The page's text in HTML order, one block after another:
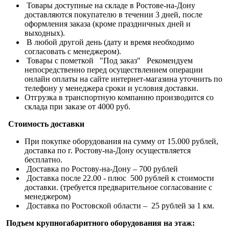
Товары доступные на складе в Ростове-на-Дону
доставляются покупателю в течении 3 дней, после
оформления заказа (кроме праздничных дней и
выходных).
В любой другой день (дату и время необходимо
согласовать с менеджером).
Товары с пометкой "Под заказ" Рекомендуем
непосредственно перед осуществлением операции
онлайн оплаты на сайте интернет-магазина уточнить по
телефону у менеджера сроки и условия доставки.
Отгрузка в транспортную компанию производится со
склада при заказе от 4000 руб.
Стоимость доставки
При покупке оборудования на сумму от 15.000 рублей,
доставка по г. Ростову-на-Дону осуществляется
бесплатно.
Доставка по Ростову-на-Дону – 700 рублей
Доставка после 22.00 - плюс 500 рублей к стоимости
доставки. (требуется предварительное согласование с
менеджером)
Доставка по Ростовской области – 25 рублей за 1 км.
Подъем крупногабаритного оборудования на этаж: